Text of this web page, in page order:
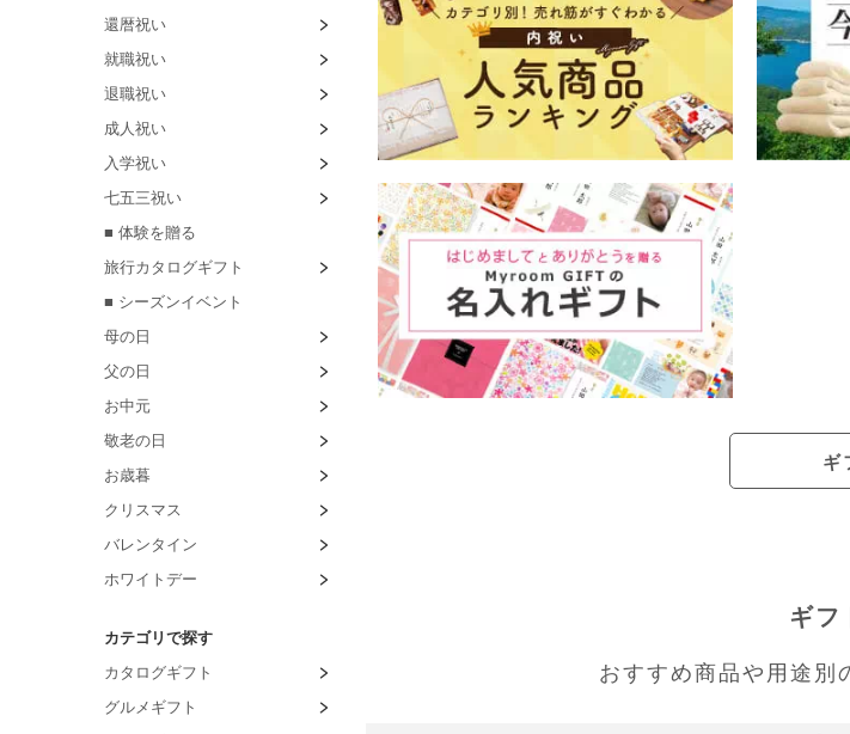
還暦祝い
就職祝い
退職祝い
成人祝い
入学祝い
七五三祝い
■ 体験を贈る
旅行カタログギフト
■ シーズンイベント
母の日
父の日
お中元
敬老の日
お歳暮
クリスマス
バレンタイン
ホワイトデー
カテゴリで探す
カタログギフト
グルメギフト
ギ
ギフ
おすすめ商品や用途別